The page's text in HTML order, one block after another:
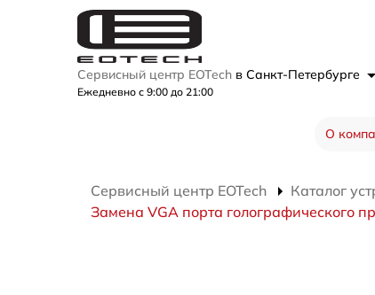
Сервисный центр EOTech в Санкт-Петербурге
Ежедневно с 9:00 до 21:00
О
Сервисный центр EOTech Каталог
Замена VGA порта голографического